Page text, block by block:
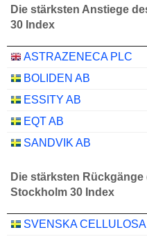
Die stärksten Anstiege
30 Index
ASTRAZENECA PLC
BOLIDEN AB
ESSITY AB
EQT AB
SANDVIK AB
Die stärksten Rückgänge
Stockholm 30 Index